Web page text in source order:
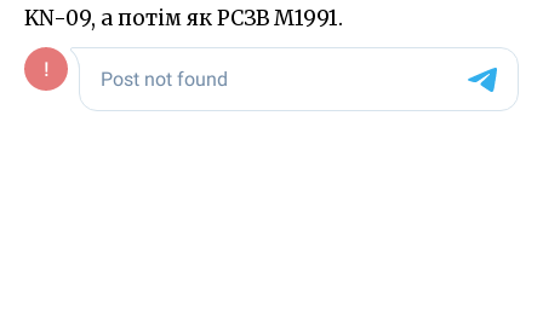
KN-09, а потім як РСЗВ M1991.